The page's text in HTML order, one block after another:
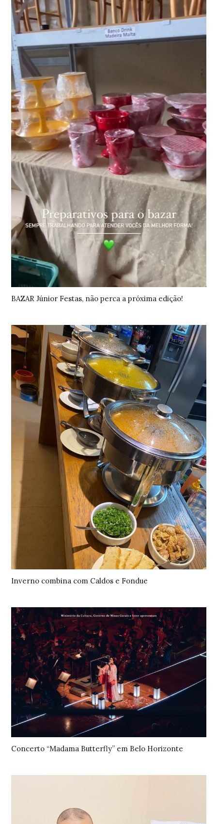
BAZAR Júnior Festas, não perca a próxima edição!
Inverno combina com Caldos e Fondue
Concerto “Madama Butterfly” em Belo Horizonte